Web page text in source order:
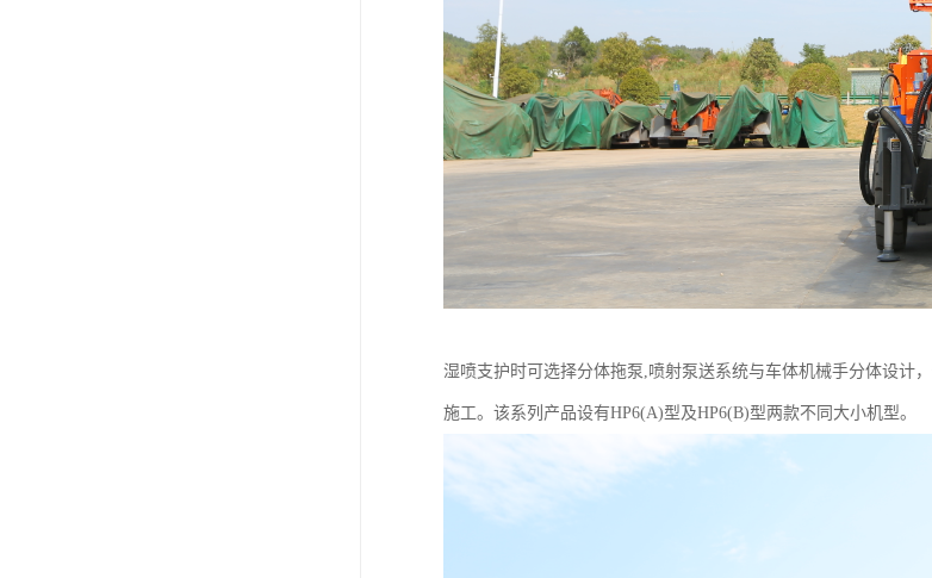
湿喷支护时可选择分体拖泵,喷射泵送系统与车体机械手分体设计
施工。该系列产品设有HP6(A)型及HP6(B)型两款不同大小机型。